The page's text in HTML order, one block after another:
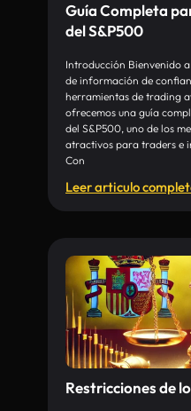
Guía Completa
del S&P500
Introducción Bienvenido
de información de
herramientas de trading
ofrecemos una guía
del S&P500, uno de los
atractivos para traders e
Con
Leer articulo
Restricciones de